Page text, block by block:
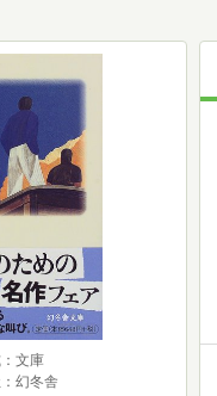
文庫
幻冬舎